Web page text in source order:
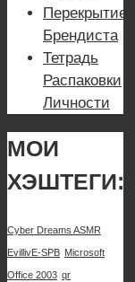
Перекрытие
Брендиста
Тетрадь
Распаковки
Личности
МОИ
ХЭШТЕГИ:
Cyber Dreams ASMR
EvillivE-SPB Microsoft
Office 2003 qr